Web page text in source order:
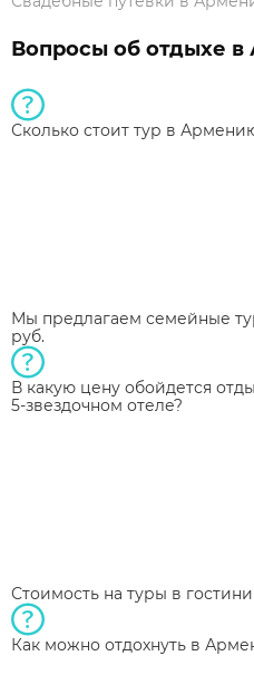
Вопросы об отдыхе
Сколько стоит тур в
Мы предлагаем семейные
руб.
В какую цену обойдется
5-звездочном отеле?
Стоимость на туры в
Как можно отдохнуть в